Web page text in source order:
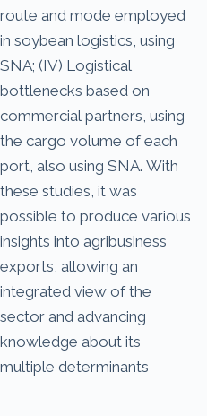
route and mode employed
in soybean logistics, using
SNA; (IV) Logistical
bottlenecks based on
commercial partners, using
the cargo volume of each
port, also using SNA. With
these studies, it was
possible to produce various
insights into agribusiness
exports, allowing an
integrated view of the
sector and advancing
knowledge about its
multiple determinants